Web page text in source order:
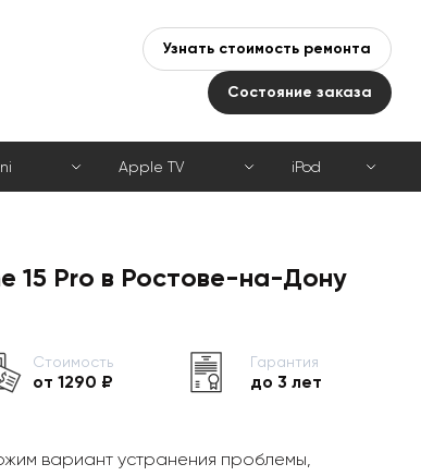
Узнать стоимость ремонта
Состояние заказа
Apple TV iPod
15 Pro в Ростове-на-Дону
Стоимость
от 1290 ₽
Гарантия
до 3 лет
вариант устранения проблемы,